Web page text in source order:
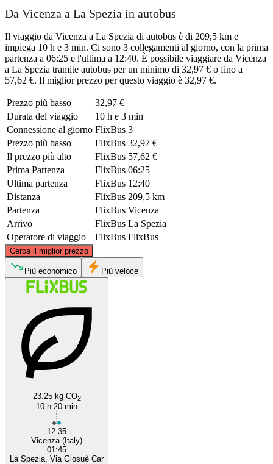
Da Vicenza a La Spezia in autobus
Il viaggio da Vicenza a La Spezia di autobus è di 209,5 km e
impiega 10 h e 3 min. Ci sono 3 collegamenti al giorno, con la prima
partenza a 06:25 e l'ultima a 12:40. È possibile viaggiare da Vicenza
a La Spezia tramite autobus per un minimo di 32,97 € o fino a
57,62 €. Il miglior prezzo per questo viaggio è 32,97 €.
Prezzo più basso
32,97 €
Durata del viaggio
10 h e 3 min
Connessione al giorno FlixBus 3
Prezzo più basso
FlixBus 32,97 €
Il prezzo più alto
FlixBus 57,62 €
Prima Partenza
FlixBus 06:25
Ultima partenza
FlixBus 12:40
Distanza
FlixBus 209,5 km
Partenza
FlixBus Vicenza
Arrivo
FlixBus La Spezia
Operatore di viaggio
FlixBus FlixBus
Cerca il miglior prezzo
©CARTO
Più economico Più veloce
23.25 kg CO2
10 h 20 min
12:35
Vicenza (Italy)
01:45
La Spezia, Via Giosuè Car